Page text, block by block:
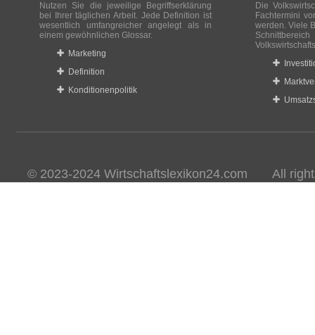
Nutzen Sie die jeweilige Begriffserklärung
bei Ihrer täglichen Arbeit. Jede Definition ist
wesentlich umfangreicher angelegt als in
einem gewöhnlichen Glossar.
Marketing
Definition
Konditionenpolitik
Die
Fachtermini
werden. Viele
© 2023-2024 Wirtschaftslexikon24.com All